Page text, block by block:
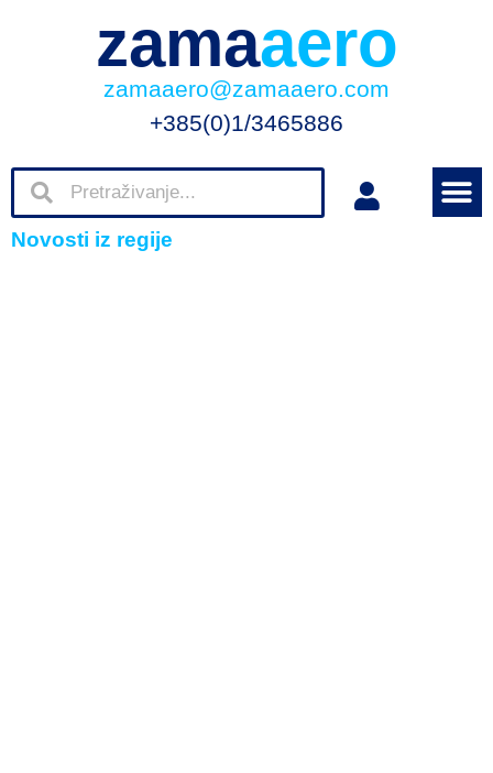
zamaaero
zamaaero@zamaaero.com
+385(0)1/3465886
Novosti iz regije